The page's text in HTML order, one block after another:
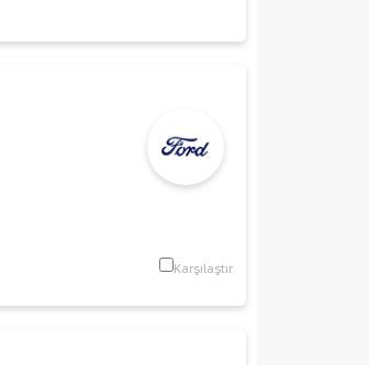
Karşılaştır